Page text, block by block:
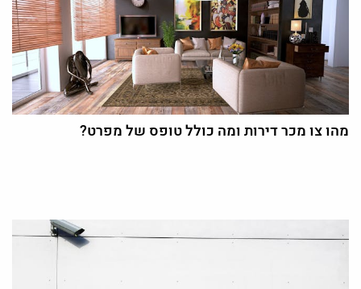
מהו צו מכר דירות ומה כולל טופס של מפרט?